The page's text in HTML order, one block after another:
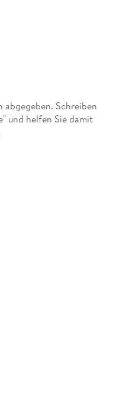
abgegeben. Schreiben
und helfen Sie damit